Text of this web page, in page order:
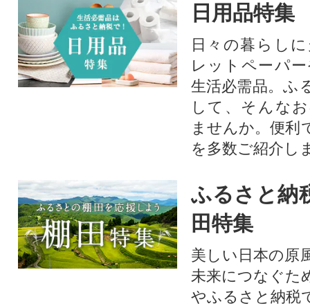
日用品特集
日々の暮らし
レットペーパ
生活必需品。ふ
して、そんな
ませんか。便利
を多数ご紹介し
ふるさと納
田特集
美しい日本の原
未来につなぐた
やふるさと納税